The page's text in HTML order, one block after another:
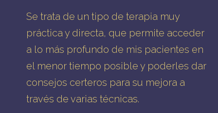
Se trata de un tipo de terapia muy
práctica y directa, que permite acceder
a lo más profundo de mis pacientes en
el menor tiempo posible y poderles dar
consejos certeros para su mejora a
través de varias técnicas.